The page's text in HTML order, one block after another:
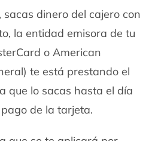
sacas dinero del cajero con
la entidad emisora de tu
o American
te está prestando el
que lo sacas hasta el día
de la tarjeta.